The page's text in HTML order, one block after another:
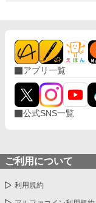
アプリ一覧
公式SNS一覧
ご利用について
利用規約